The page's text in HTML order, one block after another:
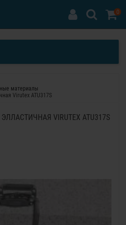
0
материалы
Virutex ATU317S
VIRUTEX ATU317S